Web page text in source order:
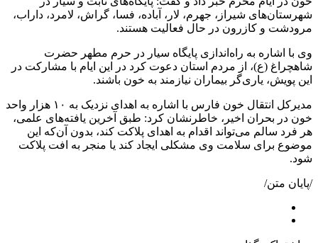
شهرستان‌های شیراز، جهرم، لار، آباده، فسا، گراش، لامرد، داراب،
مرودشت و کازرون در حال فعالیت هستند.
وی با اشاره به راه‌اندازی پایگاه سیار در حرم مطهر حضرت
شاهچراغ (ع)، از مردم استان دعوت کرد در این ایام با مشارکت در
این پویش، یاری‌گر بیماران نیازمند به خون باشند.
مدیرکل انتقال خون فارس با اشاره به اهدای نزدیک به ۱۰ هزار واحد
خون در بحران اخیر، خاطرنشان کرد: طبق آخرین یافته‌های علمی،
هر فرد سالم می‌تواند اقدام به اهدای پلاکت کند، بدون آن‌که این
موضوع برای سلامت وی مشکلی ایجاد کند یا منجر به افت پلاکت
شود.
/پایان متن/